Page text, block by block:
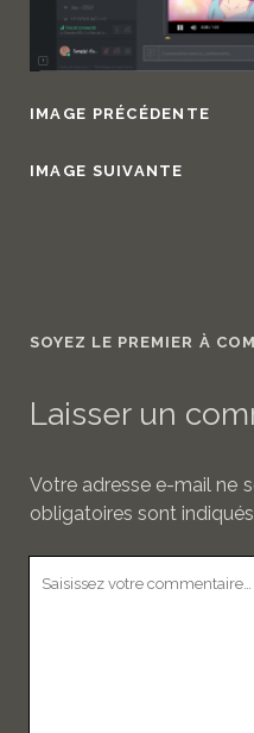
IMAGE PRÉCÉDENTE
IMAGE SUIVANTE
SOYEZ LE PREMIER À
Laisser un
Votre adresse e-mail ne
obligatoires sont